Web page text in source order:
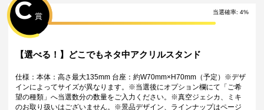
当選確率: 4%
C 賞
【選べる！】どこでもネタ中アクリルスタンド
仕様：本体：高さ最大135mm 台座：約W70mm×H70mm（予定）※デザ
インによってサイズが異なります。※当選後にオプション欄にて「ご希
望の種類」へ当選数分の数量をご入力ください。※真空ジェシカ、ミキ
のお取り扱いはございません。※景品デザイン、ラインナップはページ